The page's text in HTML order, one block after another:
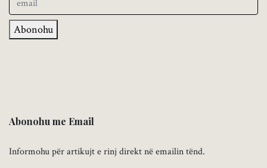
Abonohu
Abonohu me Email
Informohu për artikujt e rinj direkt në emailin tënd.